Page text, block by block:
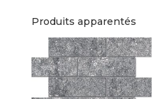
Produits apparentés